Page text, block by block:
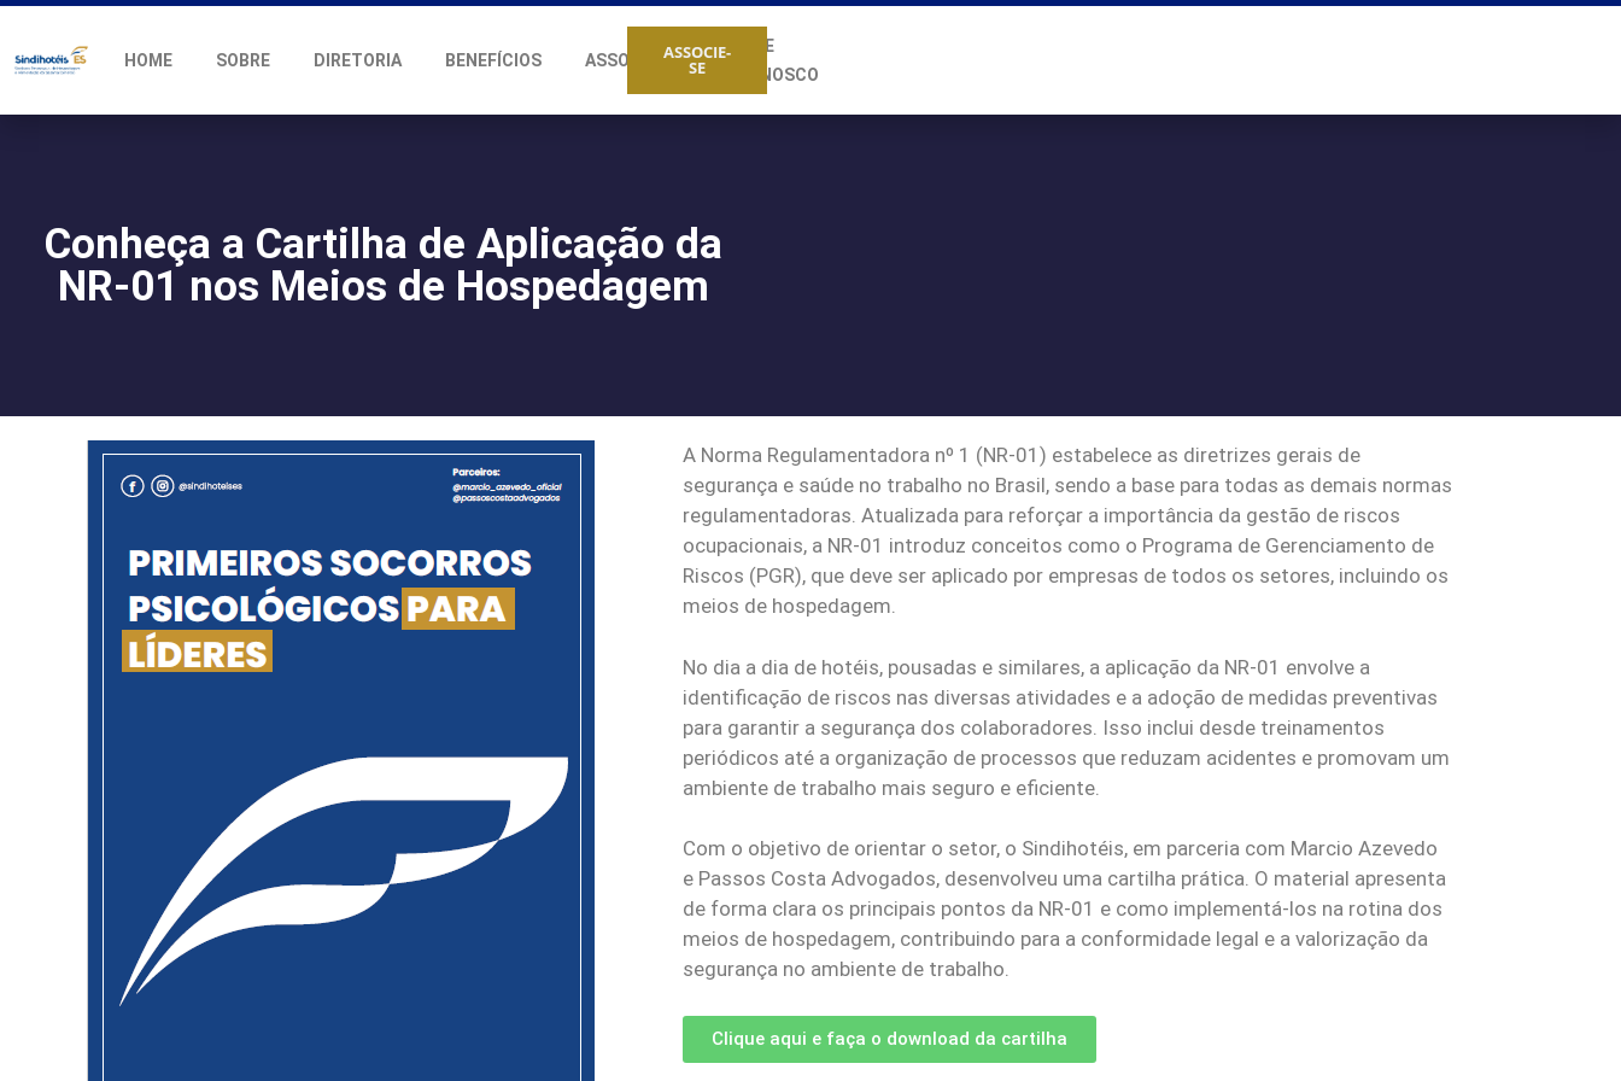
HOME SOBRE DIRETORIA BENEFÍCIOS ASSOCIADOS
FALE
CONOSCO
ASSOCIE-
SE
Conheça a Cartilha de Aplicação da
NR-01 nos Meios de Hospedagem
A Norma Regulamentadora nº 1 (NR-01) estabelece as diretrizes gerais de
segurança e saúde no trabalho no Brasil, sendo a base para todas as demais normas
regulamentadoras. Atualizada para reforçar a importância da gestão de riscos
ocupacionais, a NR-01 introduz conceitos como o Programa de Gerenciamento de
Riscos (PGR), que deve ser aplicado por empresas de todos os setores, incluindo os
meios de hospedagem.
No dia a dia de hotéis, pousadas e similares, a aplicação da NR-01 envolve a
identificação de riscos nas diversas atividades e a adoção de medidas preventivas
para garantir a segurança dos colaboradores. Isso inclui desde treinamentos
periódicos até a organização de processos que reduzam acidentes e promovam um
ambiente de trabalho mais seguro e eficiente.
Com o objetivo de orientar o setor, o Sindihotéis, em parceria com Marcio Azevedo
e Passos Costa Advogados, desenvolveu uma cartilha prática. O material apresenta
de forma clara os principais pontos da NR-01 e como implementá-los na rotina dos
meios de hospedagem, contribuindo para a conformidade legal e a valorização da
segurança no ambiente de trabalho.
Clique aqui e faça o download da cartilha